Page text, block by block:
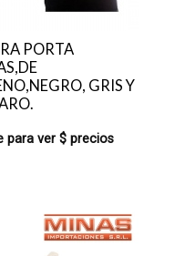
PORTA
GRIS Y
para ver $ precios